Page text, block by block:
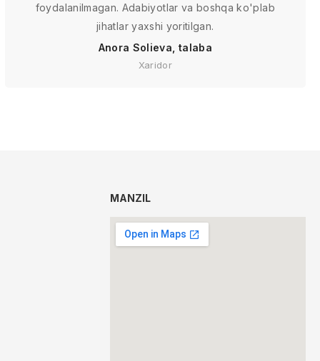
foydalanilmagan. Adabiyotlar va boshqa ko'plab
jihatlar yaxshi yoritilgan.
Anora Solieva, talaba
Xaridor
MANZIL